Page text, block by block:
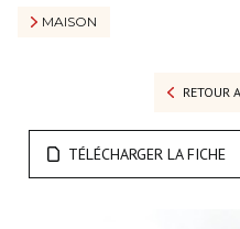
MAISON
RETOUR
TÉLÉCHARGER LA FICHE